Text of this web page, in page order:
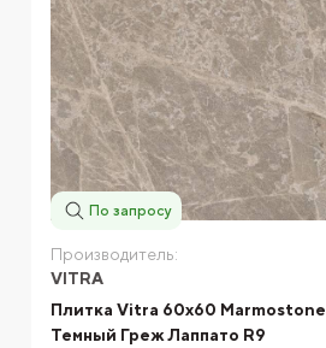
По запросу
Производитель:
VITRA
Плитка Vitra 60х60 Marmostone
Темный Греж Лаппато R9